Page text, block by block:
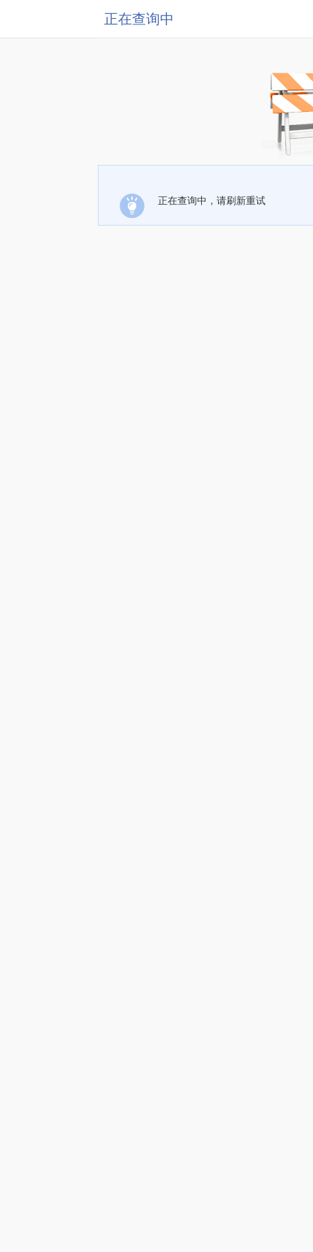
正在查询中
正在查询中，请刷新重试